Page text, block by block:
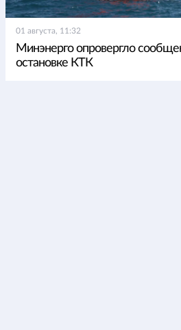
01 августа, 11:32
Минэнерго опровергло
остановке КТК